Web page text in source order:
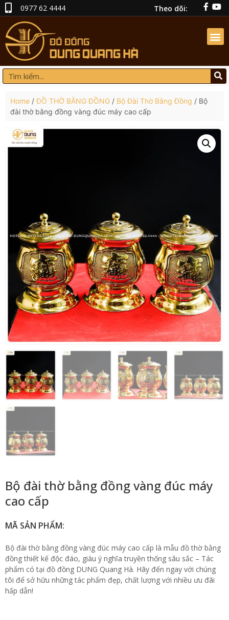
0977 62 4444 Theo dõi:
Home /ĐỒ THỜ BẰNG ĐỒNG / Bộ Đài Thờ Bằng Đồng / Bộ
đài thờ bằng đồng vàng đúc máy cao cấp
Bộ đài thờ bằng đồng vàng đúc máy
cao cấp
MÃ SẢN PHẨM:
Bộ đài thờ bằng đồng vàng đúc máy cao cấp là mẫu đồ thờ bằng
đồng thiết kế độc đáo, giàu ý nghĩa truyền thống sâu sắc – Tác
phẩm có tại đồ đồng DUNG Quang Hà. Hãy đến ngay với chúng
tôi để sở hữu những tác phẩm đẹp, chất lượng với nhiều ưu đãi
hấp dẫn!